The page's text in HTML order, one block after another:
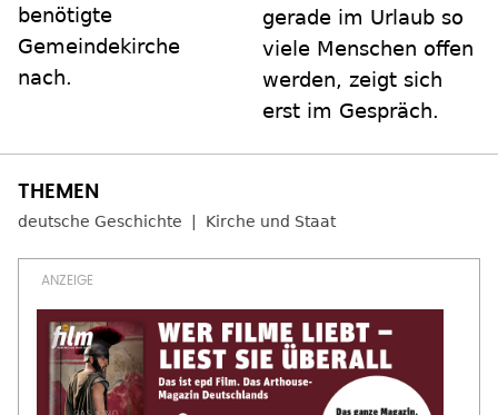
benötigte
Gemeindekirche
nach.
gerade im Urlaub so
viele Menschen offen
werden, zeigt sich
erst im Gespräch.
deutsche Geschichte Kirche und Staat